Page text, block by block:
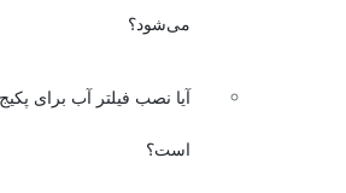
می‌شود؟
آیا نصب فیلتر آب برای
است؟